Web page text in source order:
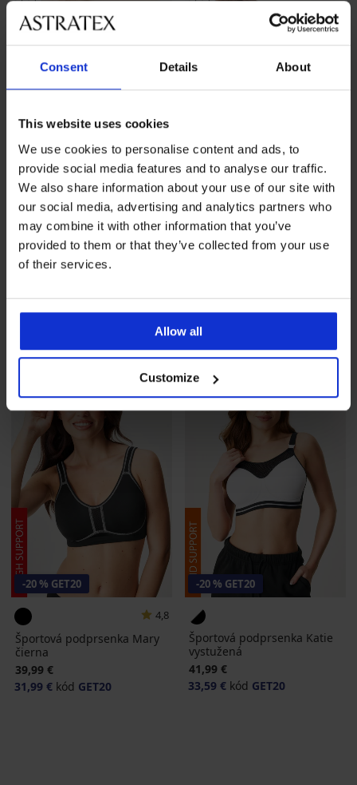
Consent Details About
This website uses cookies
We use cookies to personalise content and ads, to
provide social media features and to analyse our traffic.
We also share information about your use of our site with
our social media, advertising and analytics partners who
may combine it with other information that you’ve
provided to them or that they’ve collected from your use
of their services.
Allow all
Customize
-20 % GET20
4,6
Športová podprsenka Roxy
39,99 €
31,99 €kódGET20
-20 % GET20
39,99 €
31,99 €kódGET20
-20 % GET20
4,8
Športová podprsenka Mary
čierna
39,99 €
31,99 € kód GET20
-20 % GET20
Športová podprsenka Katie
vystužená
41,99 €
33,59 € kód GET20